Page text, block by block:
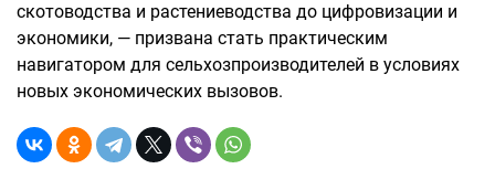
скотоводства и растениеводства до цифровизации и
экономики, — призвана стать практическим
навигатором для сельхозпроизводителей в условиях
новых экономических вызовов.